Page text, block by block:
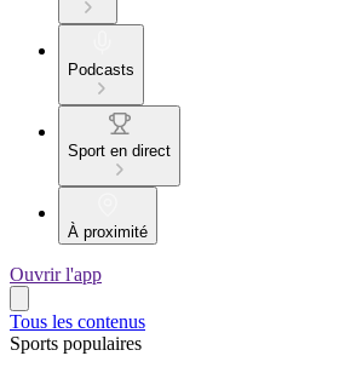
Podcasts
Sport en direct
À proximité
Ouvrir l'app
Tous les contenus
Sports populaires